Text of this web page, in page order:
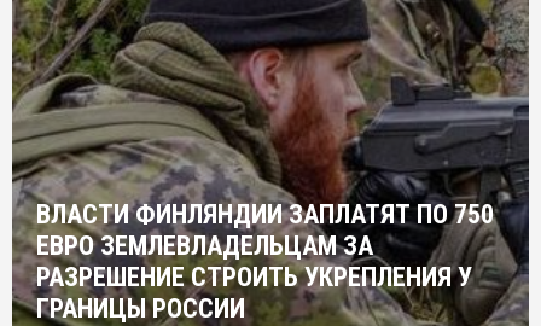
ВЛАСТИ ФИНЛЯНДИИ ЗАПЛАТЯТ ПО 750
ЕВРО ЗЕМЛЕВЛАДЕЛЬЦАМ ЗА
РАЗРЕШЕНИЕ СТРОИТЬ УКРЕПЛЕНИЯ У
ГРАНИЦЫ РОССИИ